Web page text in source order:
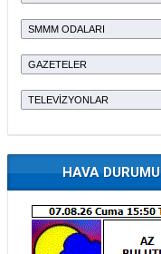
HAVA DURUMU